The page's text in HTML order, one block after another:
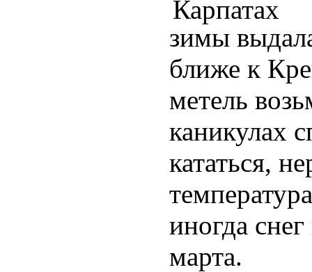
зимы
ближе к
метель
каникулах
кататься,
иногда
марта.